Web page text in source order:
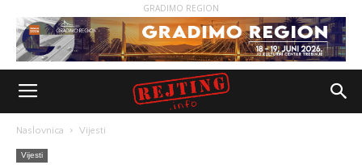
GRADIMO REGION
Naslovnica Vijesti
Vijesti